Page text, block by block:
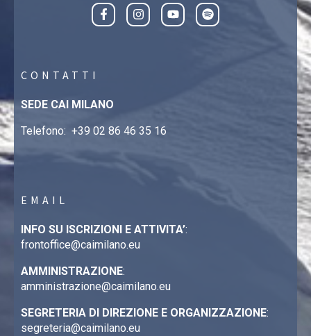
CONTATTI
SEDE CAI MILANO
Telefono: +39 02 86 46 35 16
EMAIL
INFO SU ISCRIZIONI E ATTIVITA’:
frontoffice@caimilano.eu
AMMINISTRAZIONE:
amministrazione@caimilano.eu
SEGRETERIA DI DIREZIONE E ORGANIZZAZIONE:
segreteria@caimilano.eu